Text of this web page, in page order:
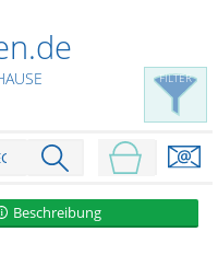
Beschreibung
FILTER